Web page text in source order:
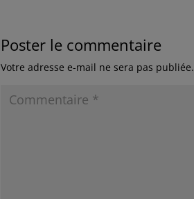
Poster le commentaire
Votre adresse e-mail ne sera pas publiée.